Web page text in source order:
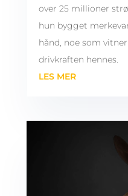
over 25 millioner
hun bygget
hånd, noe som
drivkraften hennes.
LES MER